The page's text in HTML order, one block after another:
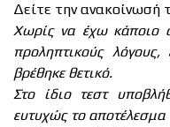
Δείτε την ανακοίνωσή
Χωρίς να έχω κάποιο
προληπτικούς
βρέθηκε θετικό.
Στο ίδιο τεστ
ευτυχώς το αποτέλεσμα